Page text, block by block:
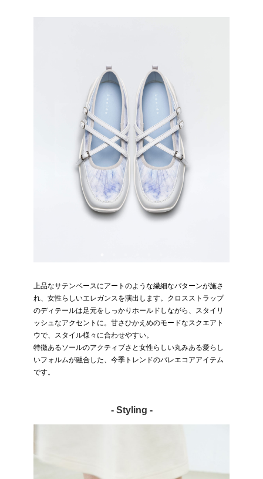
上品なサテンベースにアートのような繊細なパターンが施さ
れ、女性らしいエレガンスを演出します。クロスストラップ
のディテールは足元をしっかりホールドしながら、スタイリ
ッシュなアクセントに。甘さひかえめのモードなスクエアト
ウで、スタイル様々に合わせやすい。
特徴あるソールのアクティブさと女性らしい丸みある愛らし
いフォルムが融合した、今季トレンドのバレエコアアイテム
です。
- Styling -